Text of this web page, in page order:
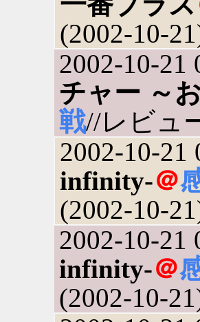
(2002-10-
2002-10-21
チャー ～
戦//レビュ
2002-10-21
infinity-＠
(2002-10-
2002-10-21
infinity-＠
(2002-10-